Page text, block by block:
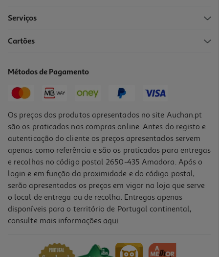
Tapete Rato Gaming Razer Goliathus Mobile
Serviços
Cartões
Métodos de Pagamento
Os preços dos produtos apresentados no site Auchan.pt
são os praticados nas compras online. Antes do registo e
autenticação do cliente os preços apresentados servem
apenas como referência e são os praticados para entregas
e recolhas no código postal 2650-435 Amadora. Após o
login e em função da proximidade e do código postal,
serão apresentados os preços em vigor na loja que serve
o local de entrega ou de recolha. Entregas apenas
disponíveis para o território de Portugal continental,
consulte mais informações aqui.